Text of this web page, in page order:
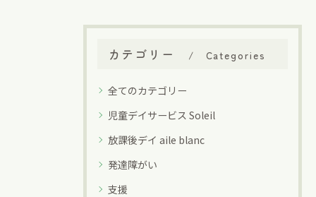
カテゴリー Categories
全てのカテゴリー
児童デイサービス Soleil
放課後デイ aile blanc
発達障がい
支援